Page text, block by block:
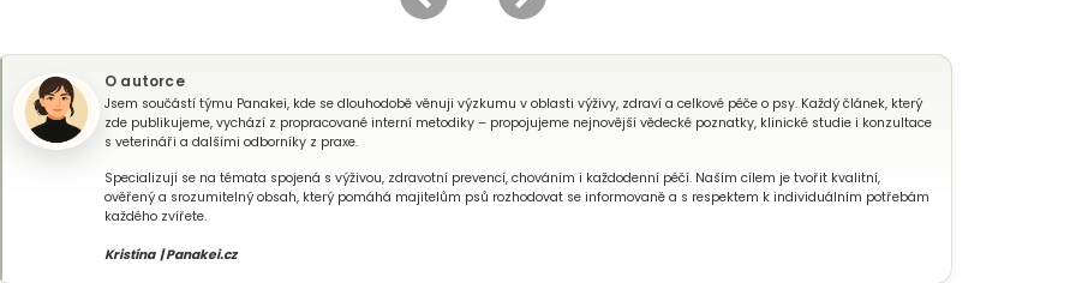
O autorce
Jsem součástí týmu Panakei, kde se dlouhodobě věnuji výzkumu v oblasti výživy, zdraví a celkové péče o psy. Každý článek, který
zde publikujeme, vychází z propracované interní metodiky – propojujeme nejnovější vědecké poznatky, klinické studie i konzultace
s veterináři a dalšími odborníky z praxe.
Specializuji se na témata spojená s výživou, zdravotní prevencí, chováním i každodenní péčí. Naším cílem je tvořit kvalitní,
ověřený a srozumitelný obsah, který pomáhá majitelům psů rozhodovat se informovaně a s respektem k individuálním potřebám
každého zvířete.
Kristína | Panakei.cz